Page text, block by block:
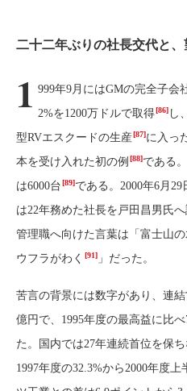
二十二年ぶりの社長交代と
1 999年9月にはGMの完全子会
2%を1200万ドルで取得[86] し
型RVエスクードの生産[87]に入っ
本を受け入れた初の例 [88]である
は6000台[89]である。2000年6月
は22年務めた社長を戸田昌男氏へ
管理職へ向けた言葉は「富士山
ウフラがわく [91] 」だった。
苦言の背景には数字があり、連
億円で、1995年度の最高益に比
た。国内では27年連続首位を保
1997年度の32.3%から2000年度上